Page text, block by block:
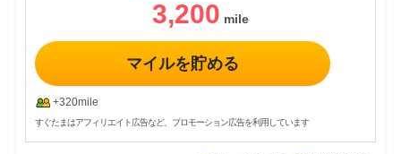
3,200
マイルを貯める
+320mile
すぐたまはアフィリエイト広告など、プロモーション広告を利用しています